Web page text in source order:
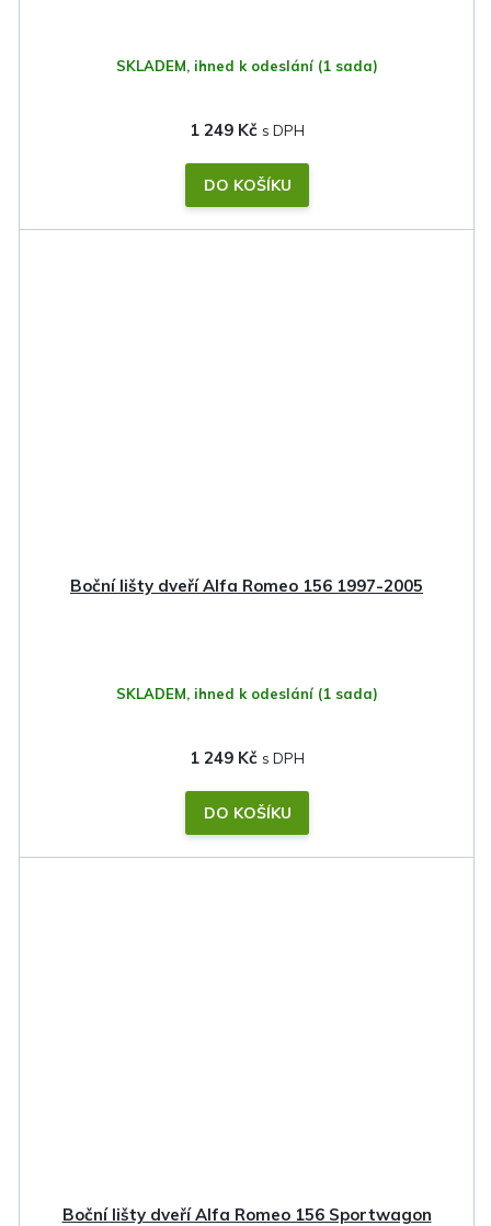
SKLADEM, ihned k odeslání (1 sada)
1 249 Kč
DO KOŠÍKU
Boční lišty dveří Alfa Romeo 156 1997-2005
SKLADEM, ihned k odeslání (1 sada)
1 249 Kč
DO KOŠÍKU
Boční lišty dveří Alfa Romeo 156 Sportwagon